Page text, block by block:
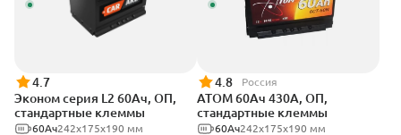
4.7
Эконом серия L2 60Ач, ОП,
стандартные клеммы
242х175х190 мм
60Ач
4.8 Россия
АТОМ 60Ач 430А, ОП,
стандартные клеммы
242х175х190 мм
60Ач